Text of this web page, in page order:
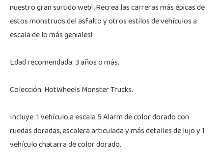
nuestro gran surtido web! ¡Recrea las carreras más épicas de
estos monstruos del asfalto y otros estilos de vehículos a
escala de lo más geniales!
Edad recomendada: 3 años o más.
Colección: HotWheels Monster Trucks.
Incluye: 1 vehículo a escala 5 Alarm de color dorado con
ruedas doradas, escalera articulada y más detalles de lujo y 1
vehículo chatarra de color dorado.